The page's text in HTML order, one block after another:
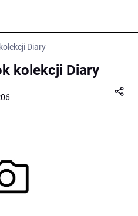
Diary
kolekcji Diary